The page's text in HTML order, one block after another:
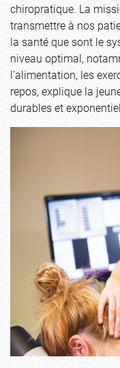
chiropratique. La
transmettre à nos
la santé que sont le
niveau optimal,
l’alimentation, les
repos, explique la
durables et